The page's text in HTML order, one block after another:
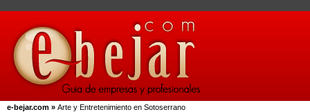
e-bejar.com » Arte y Entretenimiento en Sotoserrano